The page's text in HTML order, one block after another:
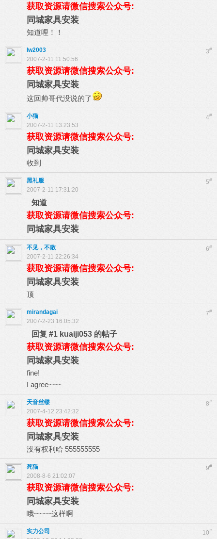
获取资源请微信搜索公众号:
同城家具安装
知道哩！！
3#
lw2003
2007-2-11 11:50:56
获取资源请微信搜索公众号:
同城家具安装
这回帅哥代没说的了
4#
小猫
2007-2-11 13:23:53
获取资源请微信搜索公众号:
同城家具安装
收到
5#
黑礼服
2007-2-11 17:31:20
知道
获取资源请微信搜索公众号:
同城家具安装
6#
不见，不散
2007-2-11 22:26:34
获取资源请微信搜索公众号:
同城家具安装
顶
7#
mirandagai
2007-2-23 16:05:32
回复 #1 kuaiji053 的帖子
获取资源请微信搜索公众号:
同城家具安装
fine!
I agree~~~
8#
天音丝缕
2007-4-12 23:42:32
获取资源请微信搜索公众号:
同城家具安装
没有权利哈 555555555
9#
死猫
2008-8-6 21:02:07
获取资源请微信搜索公众号:
同城家具安装
哦~~~~这样啊
10#
实力公司